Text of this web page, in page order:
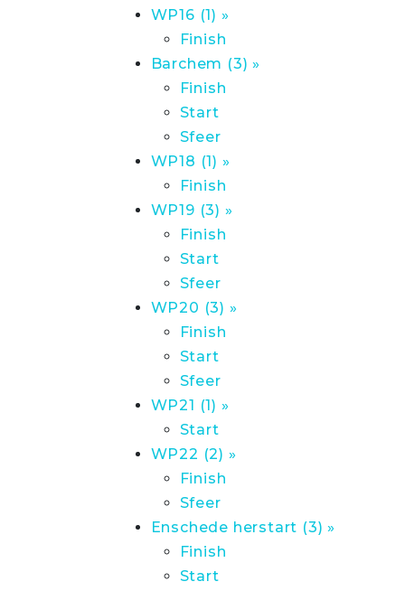
WP16 (1) »
Finish
Barchem (3) »
Finish
Start
Sfeer
WP18 (1) »
Finish
WP19 (3) »
Finish
Start
Sfeer
WP20 (3) »
Finish
Start
Sfeer
WP21 (1) »
Start
WP22 (2) »
Finish
Sfeer
Enschede herstart (3) »
Finish
Start